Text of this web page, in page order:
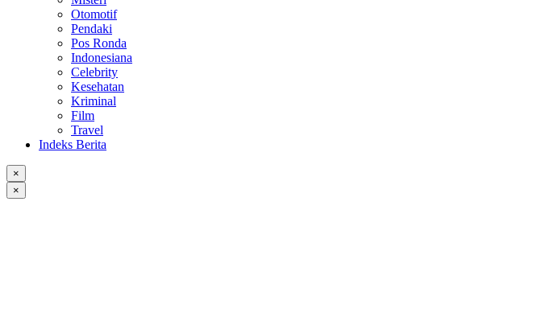
Otomotif
Pendaki
Pos Ronda
Indonesiana
Celebrity
Kesehatan
Kriminal
Film
Travel
Indeks Berita
×
×